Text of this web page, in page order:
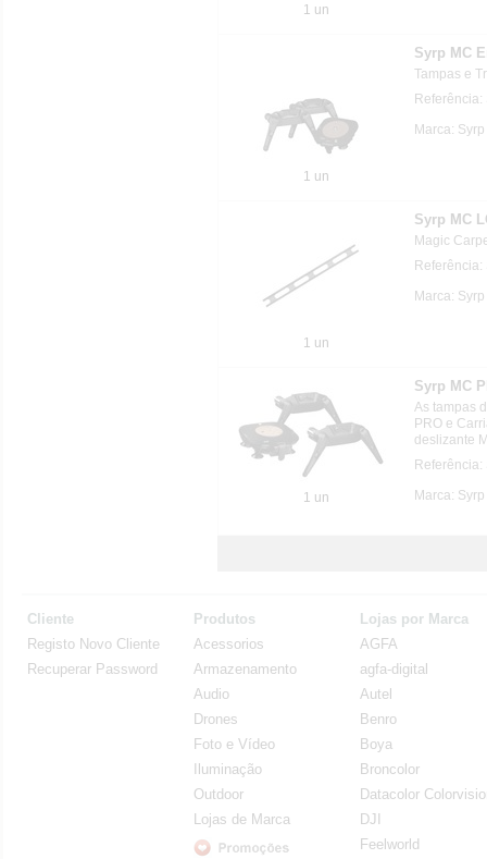
1 un
1 un
Syrp MC
Tampas e
Marca:
1 un
Syrp MC
Magic
Marca:
1 un
Syrp MC
As tampas
PRO e
deslizante
Marca:
Cliente
Registo Novo Cliente
Recuperar Password
Produtos
Acessorios
Armazenamento
Audio
Drones
Foto e Vídeo
Iluminação
Outdoor
Lojas de Marca
Lojas por Marca
AGFA
agfa-digital
Autel
Benro
Boya
Broncolor
Datacolor
DJI
Feelworld